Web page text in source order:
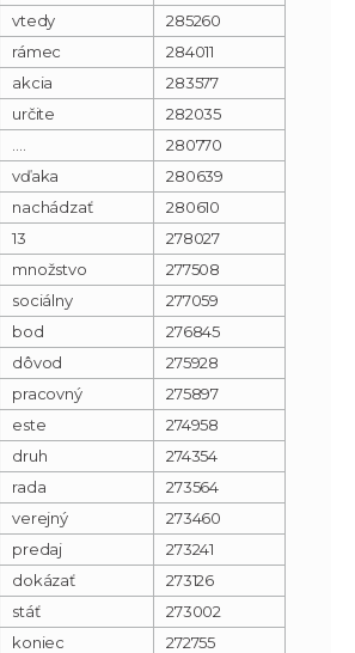
vtedy
285260
rámec
284011
akcia
283577
určite
282035
280770
vďaka
280639
nachádzať
280610
13
278027
množstvo
277508
sociálny
277059
bod
276845
dôvod
275928
pracovný
275897
este
274958
druh
274354
rada
273564
verejný
273460
predaj
273241
dokázať
273126
stáť
273002
koniec
272755